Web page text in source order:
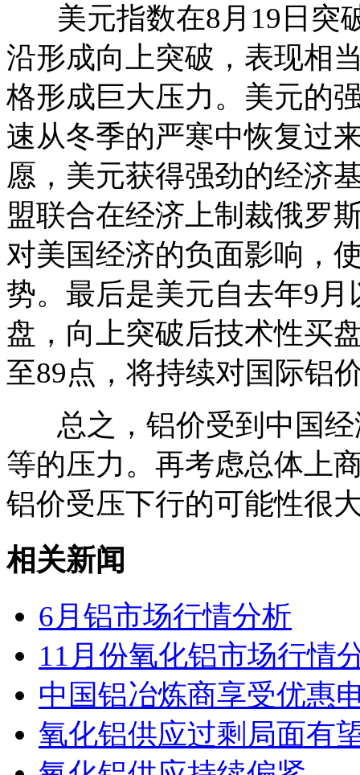
美元指数在8月19日突
沿形成向上突破，表现相
格形成巨大压力。美元的
速从冬季的严寒中恢复过
愿，美元获得强劲的经济
盟联合在经济上制裁俄罗
对美国经济的负面影响，
势。最后是美元自去年9
盘，向上突破后技术性买
至89点，将持续对国际铝
总之，铝价受到中国经
等的压力。再考虑总体上
铝价受压下行的可能性很
相关新闻
6月铝市场行情分析
11月份氧化铝市场行情
中国铝冶炼商享受优惠
氧化铝供应过剩局面有